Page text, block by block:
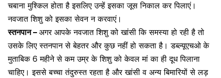
चबाना मुश्किल होता है इसलिए उन्हें इसका जूस निकाल कर पिलाएं।
नवजात शिशु को इसका सेवन न करवाएं।
स्तनपान – अगर आपके नवजात शिशु को खांसी कि समस्या हो रही है तो
उसके लिए स्तनपान से बेहतर और कुछ नहीं हो सकता है। डब्ल्यूएचओ के
मुताबिक 6 महीने से कम उम्र के शिशु को केवल मां का ही दूध पिलाना
चाहिए। इससे बच्चा तंदुरुस्त रहता है और खांसी व अन्य बिमारियों से लड़